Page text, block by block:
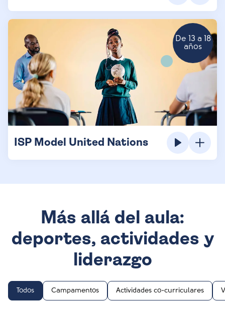
De 13 a 18
años
ISP Model United Nations
Más allá del aula:
deportes, actividades y
liderazgo
Todos Campamentos Actividades co-curriculares